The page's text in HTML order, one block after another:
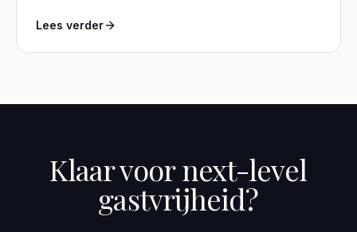
eenvoudig voorkomt.
Lees verder
Klaar voor next-level
gastvrijheid?